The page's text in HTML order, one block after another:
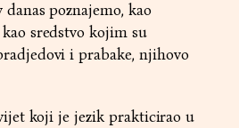
poznajemo, kao
sredstvo kojim su
i prabake, njihovo
koji je jezik prakticirao u